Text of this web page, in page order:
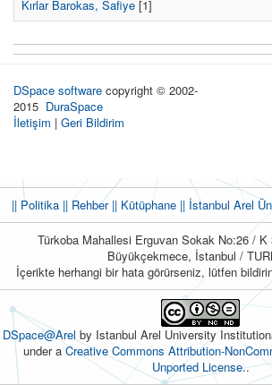
Kırlar Barokas, Safiye [1]
DSpace software copyright © 2002-
2015 DuraSpace
İletişim | Geri Bildirim
|| Politika|| Rehber|| Kütüphane|| İstanbul Arel
Türkoba Mahallesi Erguvan Sokak No:26 / K
Büyükçekmece, İstanbul /
İçerikte herhangi bir hata görürseniz, lütfen
DSpace@Arel by Istanbul Arel University
under aCreative Commons Attribution-
Unported License..